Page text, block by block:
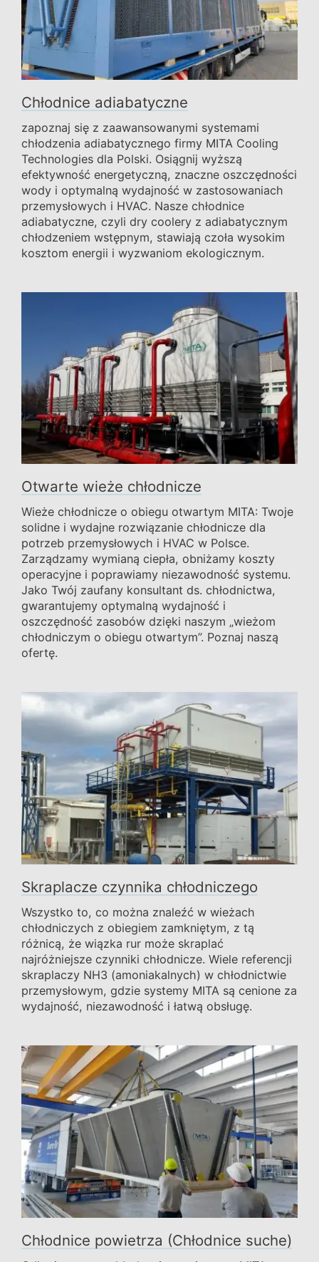
Chłodnice adiabatyczne
zapoznaj się z zaawansowanymi systemami
chłodzenia adiabatycznego firmy MITA Cooling
Technologies dla Polski. Osiągnij wyższą
efektywność energetyczną, znaczne oszczędności
wody i optymalną wydajność w zastosowaniach
przemysłowych i HVAC. Nasze chłodnice
adiabatyczne, czyli dry coolery z adiabatycznym
chłodzeniem wstępnym, stawiają czoła wysokim
kosztom energii i wyzwaniom ekologicznym.
Otwarte wieże chłodnicze
Wieże chłodnicze o obiegu otwartym MITA: Twoje
solidne i wydajne rozwiązanie chłodnicze dla
potrzeb przemysłowych i HVAC w Polsce.
Zarządzamy wymianą ciepła, obniżamy koszty
operacyjne i poprawiamy niezawodność systemu.
Jako Twój zaufany konsultant ds. chłodnictwa,
gwarantujemy optymalną wydajność i
oszczędność zasobów dzięki naszym „wieżom
chłodniczym o obiegu otwartym”. Poznaj naszą
ofertę.
Skraplacze czynnika chłodniczego
Wszystko to, co można znaleźć w wieżach
chłodniczych z obiegiem zamkniętym, z tą
różnicą, że wiązka rur może skraplać
najróżniejsze czynniki chłodnicze. Wiele referencji
skraplaczy NH3 (amoniakalnych) w chłodnictwie
przemysłowym, gdzie systemy MITA są cenione za
wydajność, niezawodność i łatwą obsługę.
Chłodnice powietrza (Chłodnice suche)